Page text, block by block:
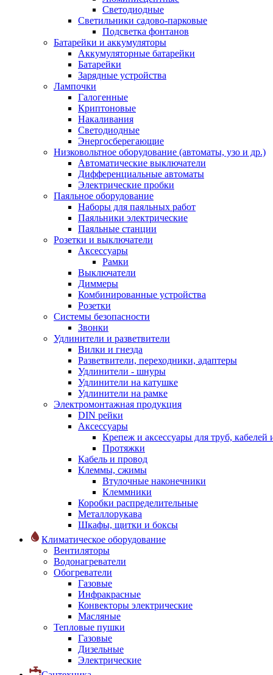
Светодиодные
Светильники садово-парковые
Подсветка фонтанов
Батарейки и аккумуляторы
Аккумуляторные батарейки
Батарейки
Зарядные устройства
Лампочки
Галогенные
Криптоновые
Накаливания
Светодиодные
Энергосберегающие
Низковольтное оборудование (автоматы, узо и др.)
Автоматические выключатели
Дифференциальные автоматы
Электрические пробки
Паяльное оборудование
Наборы для паяльных работ
Паяльники электрические
Паяльные станции
Розетки и выключатели
Аксессуары
Рамки
Выключатели
Диммеры
Комбинированные устройства
Розетки
Системы безопасности
Звонки
Удлинители и разветвители
Вилки и гнезда
Разветвители, переходники, адаптеры
Удлинители - шнуры
Удлинители на катушке
Удлинители на рамке
Электромонтажная продукция
DIN рейки
Аксессуары
Крепеж и аксессуары для труб, кабелей
Протяжки
Кабель и провод
Клеммы, сжимы
Втулочные наконечники
Клеммники
Коробки распределительные
Металлорукава
Шкафы, щитки и боксы
Климатическое оборудование
Вентиляторы
Водонагреватели
Обогреватели
Газовые
Инфракрасные
Конвекторы электрические
Масляные
Тепловые пушки
Газовые
Дизельные
Электрические